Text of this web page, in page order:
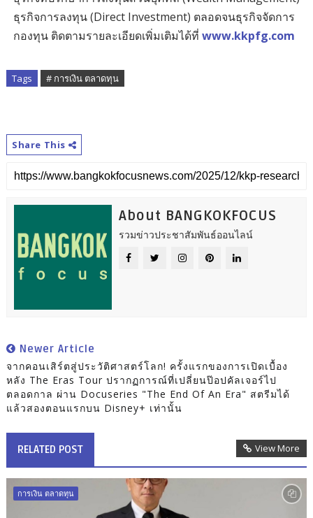
ธุรกิจการลงทุน (Direct Investment) ตลอดจนธุรกิจจัดการ
กองทุน ติดตามรายละเอียดเพิ่มเติมได้ที่ www.kkpfg.com
Tags # การเงิน ตลาดทุน
Share This
About BANGKOKFOCUS
รวมข่าวประชาสัมพันธ์ออนไลน์
Newer Article
จากคอนเสิร์ตสู่ประวัติศาสตร์โลก! ครั้งแรกของการเปิดเบื้อง
หลัง The Eras Tour ปรากฏการณ์ที่เปลี่ยนป๊อปคัลเจอร์ไป
ตลอดกาล ผ่าน Docuseries "The End Of An Era" สตรีมได้
แล้วสองตอนแรกบน Disney+ เท่านั้น
RELATED POST View More
การเงิน ตลาดทุน